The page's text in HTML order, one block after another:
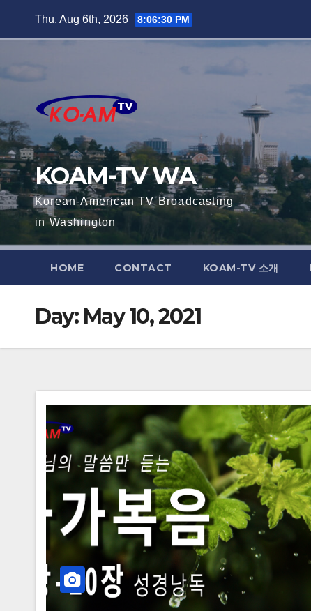
Thu. Aug 6th, 2026 8:06:31 PM
KOAM-TV WA
Korean-American TV Broadcasting
in Washington
HOME CONTACT KOAM-TV 소개
Day: May 10, 2021